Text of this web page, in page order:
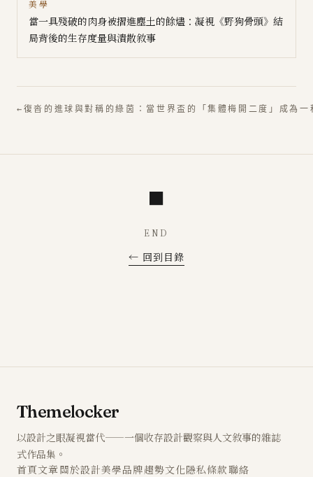
美學
當一具殘破的肉身被摺進塵土的餘燼：凝視《野狗骨頭》結
局背後的生存度量與潰散敘事
← 復沓的進球與對稱的綠茵：當世界盃的「集體梅開二度」成為一
END
← 回到目錄
Themelocker
以設計之眼凝視當代——一個收存設計觀察與人文敘事的雜誌
式作品集。
首頁文章關於設計美學品牌趨勢文化隱私條款聯絡